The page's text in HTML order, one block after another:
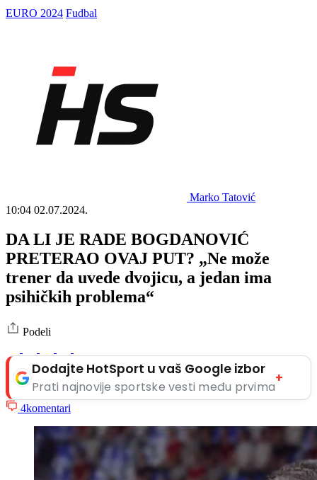
EURO 2024 Fudbal
Marko Tatović
10:04 02.07.2024.
DA LI JE RADE BOGDANOVIĆ
PRETERAO OVAJ PUT? „Ne može
trener da uvede dvojicu, a jedan ima
psihičkih problema“
Podeli
Dodajte HotSport u vaš Google izbor
Prati najnovije sportske vesti među prvima
+
4komentari